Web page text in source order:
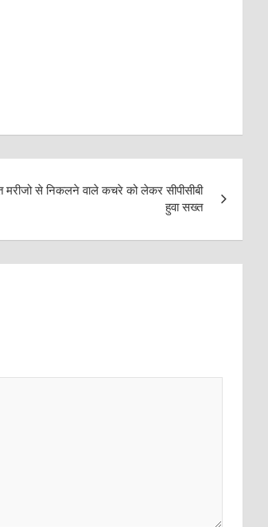
मरीजो से निकलने वाले कचरे को लेकर सीपीसीबी
हुवा सख्त